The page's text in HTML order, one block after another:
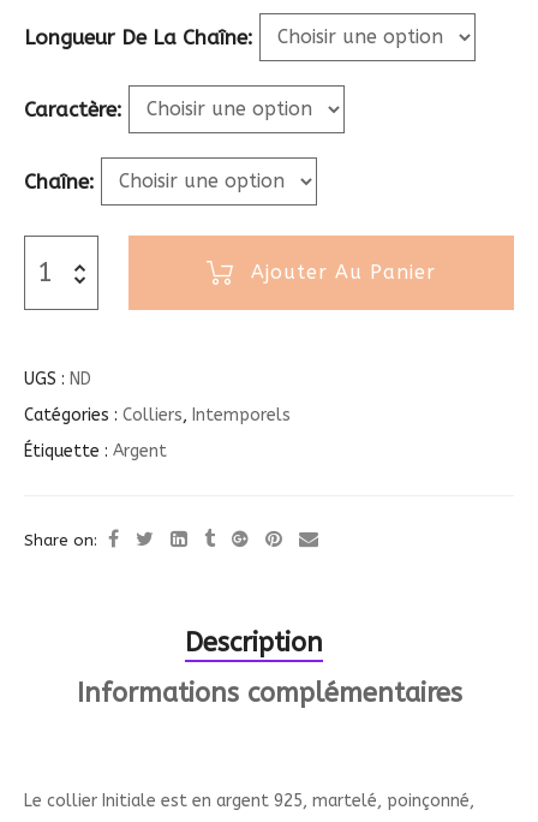
Longueur De La Chaîne
Caractère
Chaîne
Ajouter Au Panier
UGS : ND
Catégories : Colliers, Intemporels
Étiquette : Argent
Share on:
Description
Informations complémentaires
Le collier Initiale est en argent 925, martelé, poinçonné,